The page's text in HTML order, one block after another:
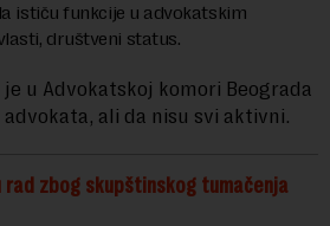
ističu funkcije u advokatskim
društveni status.
u Advokatskoj komori Beograda
ali da nisu svi aktivni.
zbog skupštinskog tumačenja